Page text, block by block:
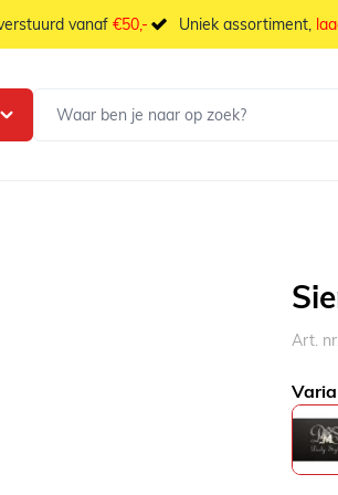
vanaf €50,- Uniek assortiment,
Art.